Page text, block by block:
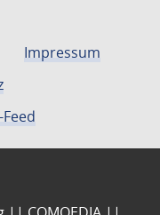
Impressum
Feed